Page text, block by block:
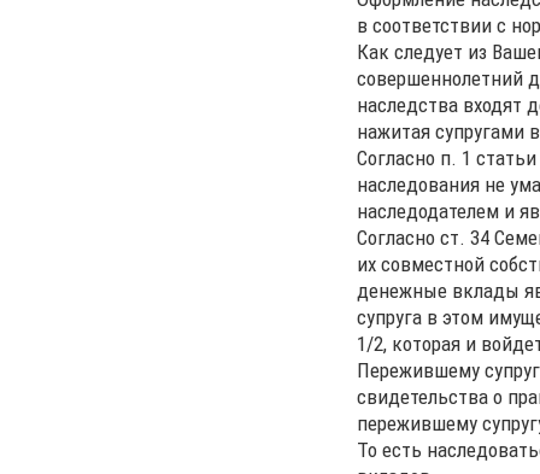
в соответствии с
Как следует из
совершеннолетний
наследства входят
нажитая супругами
Согласно п. 1
наследования не
наследодателем и
Согласно ст. 34
их совместной
денежные вклады
супруга в этом
1/2, которая и
Пережившему
свидетельства о
пережившему
То есть